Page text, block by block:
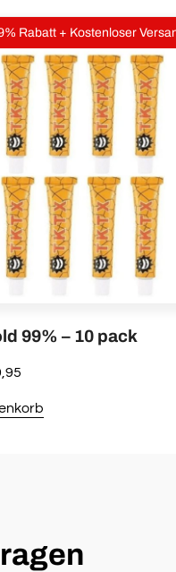
Rabatt + Kostenloser
99% – 10 pack
ist: